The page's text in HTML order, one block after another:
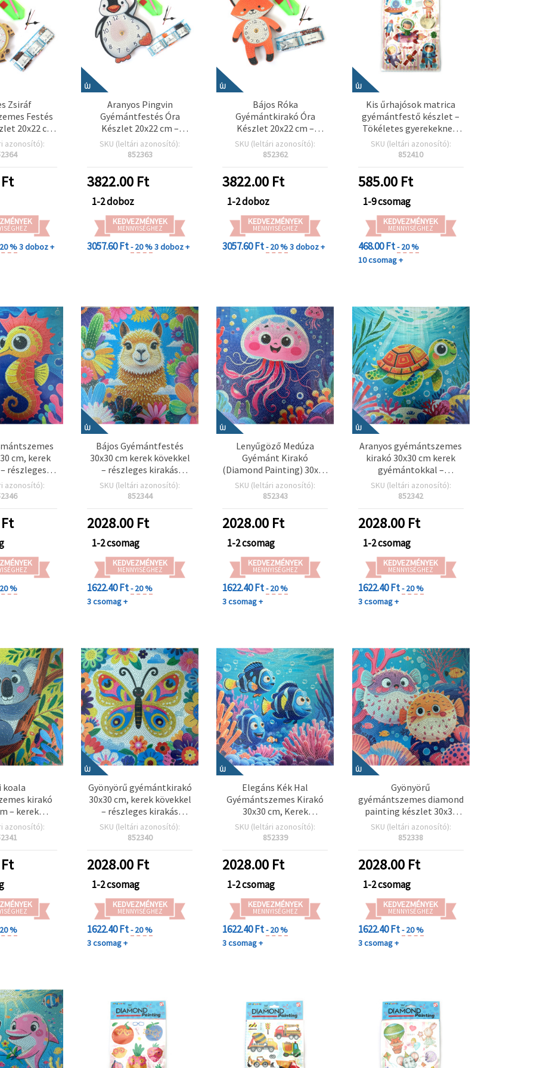
Zsiráf
Festés
20x22 cm
Szett
azonosító):
Ft
%3 doboz +
ÚJ
Aranyos Pingvin
Gyémántfestés Óra
Készlet 20x22 cm –
Kreatív Otthoni
Dekorációhoz és
Rajongóknak
DZBCX17367
SKU (leltári azonosító):
852363
3822.00 Ft
1-2 doboz
KEDVEZMÉNYEK
MENNYISÉGHEZ
3057.60 Ft- 20 %3 doboz +
ÚJ
Bájos Róka
Gyémántkirakó Óra
Készlet 20x22 cm –
Kreatív otthoni
dekoráció, DIY hobby és
festés rajongóknak
DZBCX17359
SKU (leltári azonosító):
852362
3822.00 Ft
1-2 doboz
KEDVEZMÉNYEK
MENNYISÉGHEZ
3057.60 Ft- 20 %3 doboz +
ÚJ
Kis űrhajósok matrica
gyémántfestő készlet –
Tökéletes gyerekeknek,
űr témájú kreatív hobbi
projektekhez SCC207
SKU (leltári azonosító):
852410
585.00Ft
1-9 csomag
KEDVEZMÉNYEK
MENNYISÉGHEZ
468.00 Ft- 20 %
10 csomag +
cm, kerek
részleges
azonosító):
Ft
%
ÚJ
Bájos Gyémántfestés
30x30 cm kerek kövekkel
– részleges kirakás
„Láma” MKX17356
SKU (leltári azonosító):
852344
2028.00 Ft
1-2 csomag
KEDVEZMÉNYEK
MENNYISÉGHEZ
1622.40 Ft- 20 %
3 csomag +
ÚJ
Lenyűgöző Medúza
Gyémánt Kirakó
(Diamond Painting) 30x30
cm – Kerek kövekkel –
Részleges kirakás –
tengeri művészet
rajongóinak MKX17352
SKU (leltári azonosító):
852343
2028.00 Ft
1-2 csomag
KEDVEZMÉNYEK
MENNYISÉGHEZ
1622.40 Ft- 20 %
3 csomag +
ÚJ
Aranyos gyémántszemes
kirakó 30x30 cm kerek
gyémántokkal –
részleges kirakás „Kis
teknős” MKX17354
SKU (leltári azonosító):
852342
2028.00Ft
1-2 csomag
KEDVEZMÉNYEK
MENNYISÉGHEZ
1622.40 Ft- 20 %
3 csomag +
koala
kirakó
– kerek
részleges
azonosító):
Ft
%
ÚJ
Gyönyörű gyémántkirakó
30x30 cm, kerek kövekkel
– részleges kirakás
„Pillangó” MKX17347
SKU (leltári azonosító):
852340
2028.00 Ft
1-2 csomag
KEDVEZMÉNYEK
MENNYISÉGHEZ
1622.40 Ft- 20 %
3 csomag +
ÚJ
Elegáns Kék Hal
Gyémántszemes Kirakó
30x30 cm, Kerek
Strasszokkal – Részleges
Kirakás – Tökéletes
Művészetrajongóknak
MKX17355
SKU (leltári azonosító):
852339
2028.00 Ft
1-2 csomag
KEDVEZMÉNYEK
MENNYISÉGHEZ
1622.40 Ft- 20 %
3 csomag +
ÚJ
Gyönyörű
gyémántszemes diamond
painting készlet 30x30
cm, kerek kövekkel –
részleges kirakás
SKU (leltári azonosító):
852338
2028.00Ft
1-2 csomag
KEDVEZMÉNYEK
MENNYISÉGHEZ
1622.40 Ft- 20 %
3 csomag +